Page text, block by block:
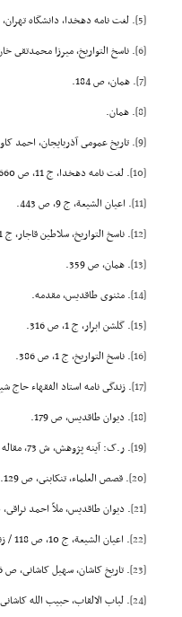
[5] . لغت نامه دهخدا، دانشگاه تهران، چاپ
[6] . ناسخ التواریخ، میرزا محمدتقى خان
[7] . همان، ص 184.
[8] . همان.
[9] . تاریخ عمومى آذربایجان، احمد کاویانپور،
[10]
. لغت نامه دهخدا، ج 11، ص 17660.
[11]
. اعیان الشیعة، ج 9، ص 443.
[12]
. ناسخ التواریخ، سلاطین قاجار، ج 1، ص 358.
[13]
. همان، ص 359.
[14]
. مثنوى طاقدیس، مقدمه.
[15]
. گلشن ابرار، ج 1، ص 316.
[16]
. ناسخ التواریخ، ج 1، ص 386.
[17]
. زندگى نامه استاد الفقهاء حاج
[18]
. دیوان طاقدیس، ص 179.
[19]
. ر.ک: آینه پژوهش، ش 73، مقاله محمّدجواد سلمانپور، ص 112.
[20]
. قصص العلماء، تنکابنى، ص 129.
[21]
. دیوان طاقدیس، ملاّ احمد نراقى، ص 321 و ملاّ مهدى نراقى، منادى
[22]
. اعیان الشیعة، ج 10، ص 118 / زندگى و شخصیّت شیخ انصارى، کنگره جهانى بزرگداشت دویستمین سالگرد، ص 179.
[23]
. تاریخ کاشان، سهیل کاشانى، ص 286.
[24]
. لباب الالقاب، حبیب الله کاشانى،